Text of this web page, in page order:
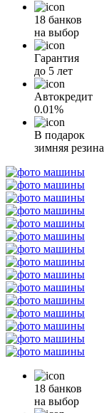
18 банков
на выбор
Гарантия
до 5 лет
Автокредит
0.01%
В подарок
зимняя резина
18 банков
на выбор